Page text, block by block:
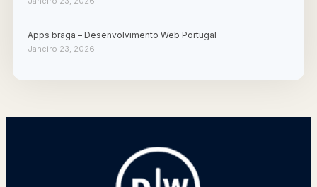
Apps braga – Desenvolvimento Web Portugal
Janeiro 23, 2026